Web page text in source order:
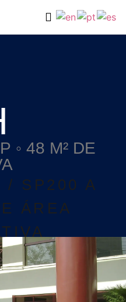
◦ 48 M² DE
/ SP200 A
ÁREA